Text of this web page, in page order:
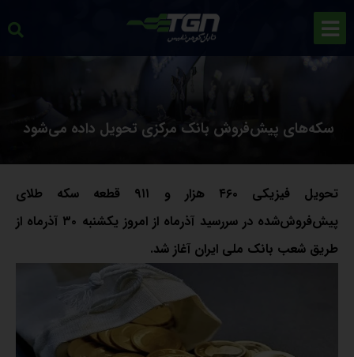
سکه‌های پیش‌فروش بانک مرکزی تحویل داده می‌شود
تحویل فیزیکی ۴۶۰ هزار و ۹۱۱ قطعه سکه طلای
پیش‌فروش‌شده در سررسید آذرماه از امروز یکشنبه ۳۰ آذرماه از
طریق شعب بانک ملی ایران آغاز شد.